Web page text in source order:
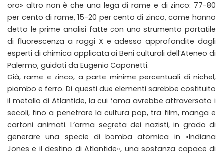
oro» altro non è che una lega di rame e di zinco: 77-80
per cento di rame, 15-20 per cento di zinco, come hanno
detto le prime analisi fatte con uno strumento portatile
di fluorescenza a raggi X e adesso approfondite dagli
esperti di chimica applicata ai Beni culturali dell’Ateneo di
Palermo, guidati da Eugenio Caponetti.
Già, rame e zinco, a parte minime percentuali di nichel,
piombo e ferro. Di questi due elementi sarebbe costituito
il metallo di Atlantide, la cui fama avrebbe attraversato i
secoli, fino a penetrare la cultura pop, tra film, manga e
cartoni animati. L’arma segreta dei nazisti, in grado di
generare una specie di bomba atomica in «Indiana
Jones e il destino di Atlantide», una sostanza capace di